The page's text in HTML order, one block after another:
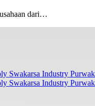
dari…
Swakarsa Industry